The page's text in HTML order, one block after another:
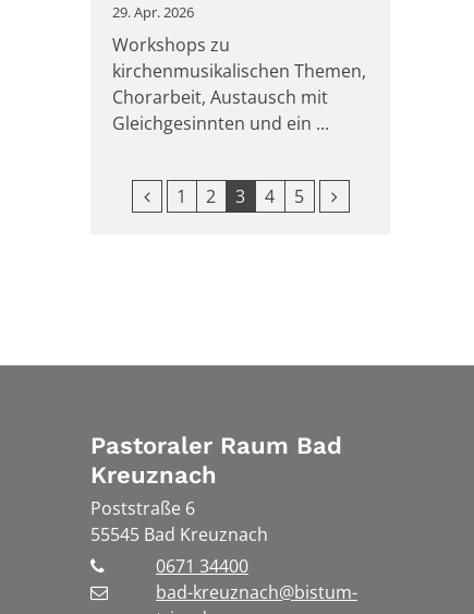
29. Apr. 2026
Workshops zu
kirchenmusikalischen Themen,
Chorarbeit, Austausch mit
Gleichgesinnten und ein ...
Vorherige Seite
1 2 3 4 5 Nächste Seite
Pastoraler Raum Bad
Kreuznach
Poststraße 6
55545 Bad Kreuznach
0671 34400
bad-kreuznach@bistum-